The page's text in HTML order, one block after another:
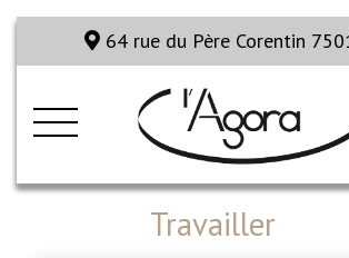
64 rue du Père Corentin
Travailler